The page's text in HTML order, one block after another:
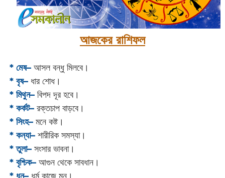
আজকের রাশিফল
* মেষ–আসল বন্ধু মিলবে।
* বৃষ–ধার শোধ।
* মিথুন–বিপদ দূর হবে।
* কর্কট–রক্তচাপ বাড়বে।
* সিংহ–মনে কষ্ট।
* কন্যা–শারীরিক সমস্যা।
* তুলা–সংসার ভাবনা।
* বৃশ্চিক–আগুন থেকে সাবধান।
* ধনু–ধর্ম কাজে মন।